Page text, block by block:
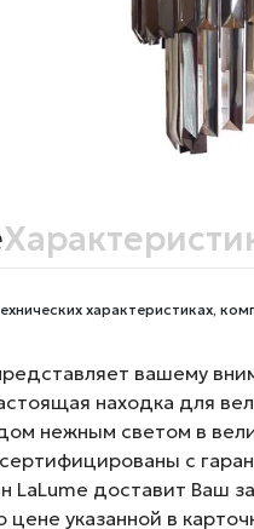
характеристиках,
вашему
находка для
нежным светом в
с
LaLume доставит Ваш
указанной в